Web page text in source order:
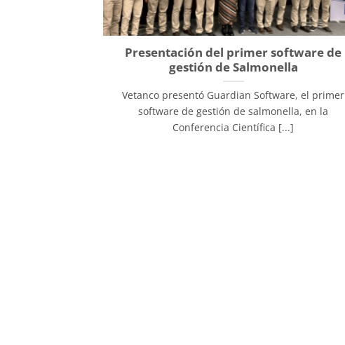
Presentación del primer software de
gestión de Salmonella
Vetanco presentó Guardian Software, el primer
software de gestión de salmonella, en la
Conferencia Científica [...]